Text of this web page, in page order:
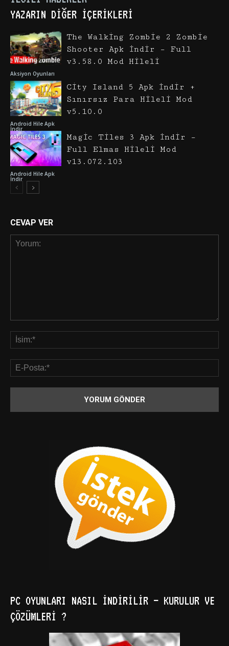
YAZARIN DIĞER İÇERIKLERI
Aksiyon Oyunları
The Walking Zombie 2 Zombie
Shooter Apk İndir – Full
v3.58.0 Mod Hileli
Android Hile Apk
İndir
City Island 5 Apk İndir +
Sınırsız Para Hileli Mod
v5.10.0
Android Hile Apk
İndir
Magic Tiles 3 Apk İndir –
Full Elmas Hileli Mod
v13.072.103
CEVAP VER
PC OYUNLARI NASIL İNDIRILIR – KURULUR VE
ÇÖZÜMLERI ?